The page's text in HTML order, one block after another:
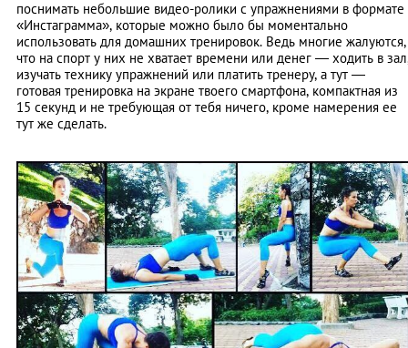
поснимать небольшие видео-ролики с упражнениями в формате
«Инстаграмма», которые можно было бы моментально
использовать для домашних тренировок. Ведь многие жалуются,
что на спорт у них не хватает времени или денег — ходить в
изучать технику упражнений или платить тренеру, а тут —
готовая тренировка на экране твоего смартфона, компактная из
15 секунд и не требующая от тебя ничего, кроме намерения ее
тут же сделать.